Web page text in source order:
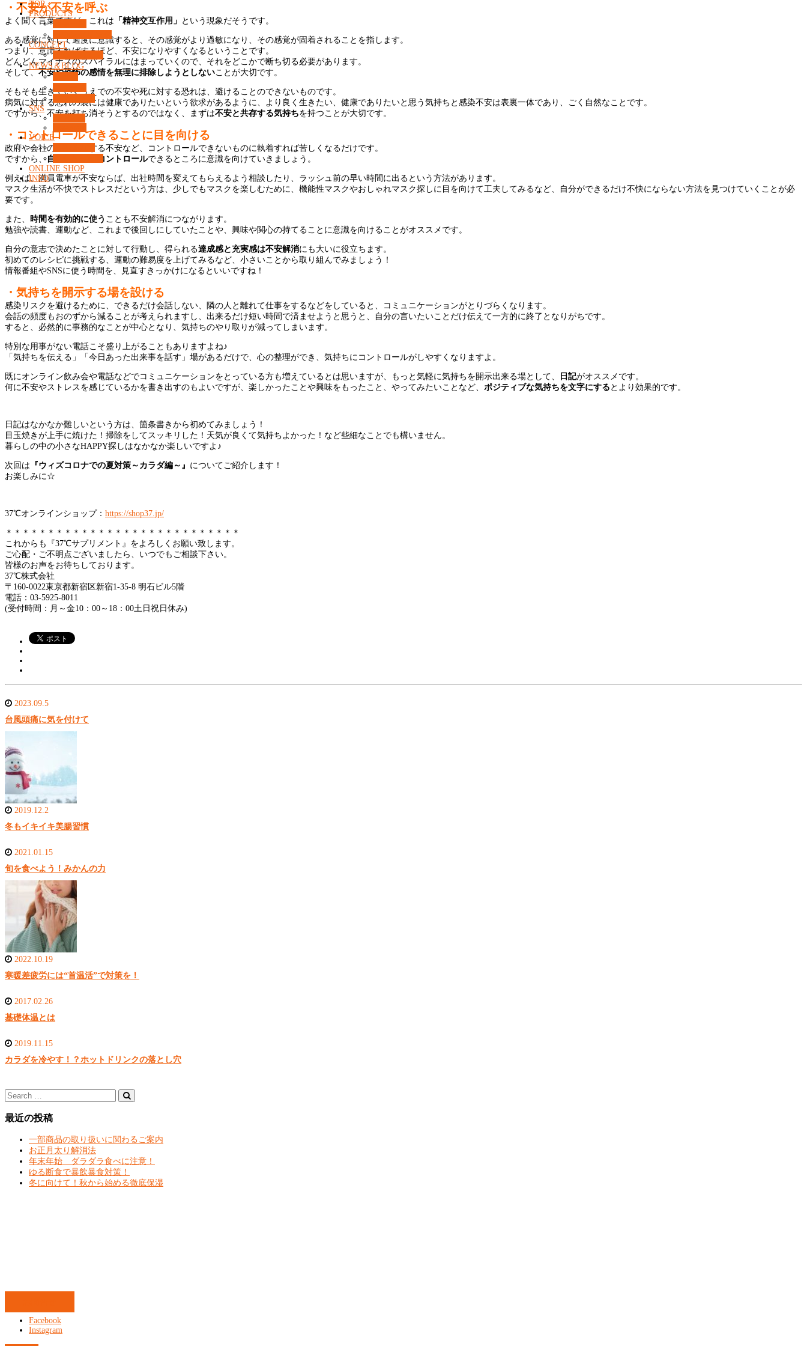
TOP
PRODUCTS
CONCEPT
NEWS＆BLOG
SNS
VOICE
ONLINE SHOP
INFO
・不安が不安を呼ぶ
よく聞く言葉ですが、これは 「精神交互作用」 という現象だそうです。
ある感覚に対して過度に意識すると、その感覚がより過敏になり、その感覚が固着されることを指します。
つまり、意識すればするほど、不安になりやすくなるということです。
どんどんマイナスのスパイラルにはまっていくので、それをどこかで断ち切る必要があります。
そして、不安や恐怖の感情を無理に排除しようとしないことが大切です。
そもそも生きていくうえでの不安や死に対する恐れは、避けることのできないものです。
病気に対する恐れの裏には健康でありたいという欲求があるように、より良く生きたい、健康でありたいと思う気持ちと感染不安は表裏一体であり、ごく自然なことです。
ですから、不安を打ち消そうとするのではなく、まずは不安と共存する気持ちを持つことが大切です。
・コントロールできることに目を向ける
政府や会社の方針に対する不安など、コントロールできないものに執着すれば苦しくなるだけです。
ですから、自分の意志でコントロールできるところに意識を向けていきましょう。
例えば、満員電車が不安ならば、出社時間を変えてもらえるよう相談したり、ラッシュ前の早い時間に出るという方法があります。
マスク生活が不快でストレスだという方は、少しでもマスクを楽しむために、機能性マスクやおしゃれマスク探しに目を向けて工夫してみるなど、自分ができるだけ不快にならない方法を見つけていくことが必
要です。
また、 時間を有効的に使う ことも不安解消につながります。
勉強や読書、運動など、これまで後回しにしていたことや、興味や関心の持てることに意識を向けることがオススメです。
自分の意志で決めたことに対して行動し、得られる達成感と充実感は不安解消にも大いに役立ちます。
初めてのレシピに挑戦する、運動の難易度を上げてみるなど、小さいことから取り組んでみましょう！
情報番組やSNSに使う時間を、見直すきっかけになるといいですね！
・気持ちを開示する場を設ける
感染リスクを避けるために、できるだけ会話しない、隣の人と離れて仕事をするなどをしていると、コミュニケーションがとりづらくなります。
会話の頻度もおのずから減ることが考えられますし、出来るだけ短い時間で済ませようと思うと、自分の言いたいことだけ伝えて一方的に終了となりがちです。
すると、必然的に事務的なことが中心となり、気持ちのやり取りが減ってしまいます。
特別な用事がない電話こそ盛り上がることもありますよね♪
「気持ちを伝える」「今日あった出来事を話す」場があるだけで、心の整理ができ、気持ちにコントロールがしやすくなりますよ。
既にオンライン飲み会や電話などでコミュニケーションをとっている方も増えているとは思いますが、もっと気軽に気持ちを開示出来る場として、 日記がオススメです。
何に不安やストレスを感じているかを書き出すのもよいですが、楽しかったことや興味をもったこと、やってみたいことなど、 ポジティブな気持ちを文字にする とより効果的です。
日記はなかなか難しいという方は、箇条書きから初めてみましょう！
目玉焼きが上手に焼けた！掃除をしてスッキリした！天気が良くて気持ちよかった！など些細なことでも構いません。
暮らしの中の小さなHAPPY探しはなかなか楽しいですよ♪
次回は 『ウィズコロナでの夏対策～カラダ編～』 についてご紹介します！
お楽しみに☆
37℃オンラインショップ： https://shop37.jp/
＊＊＊＊＊＊＊＊＊＊＊＊＊＊＊＊＊＊＊＊＊＊＊＊＊＊＊＊
これからも『37℃サプリメント』をよろしくお願い致します。
ご心配・ご不明点ございましたら、いつでもご相談下さい。
皆様のお声をお待ちしております。
37℃株式会社
〒160-0022東京都新宿区新宿1-35-8 明石ビル5階
電話：03-5925-8011
(受付時間：月～金10：00～18：00土日祝日休み)
2023.09.5
台風頭痛に気を付けて
2019.12.2
冬もイキイキ美腸習慣
2021.01.15
旬を食べよう！みかんの力
2022.10.19
寒暖差疲労には“首温活”で対策を！
2017.02.26
基礎体温とは
2019.11.15
カラダを冷やす！？ホットドリンクの落とし穴
最近の投稿
一部商品の取り扱いに関わるご案内
お正月太り解消法
年末年始 ダラダラ食べに注意！
ゆる断食で暴飲暴食対策！
冬に向けて！秋から始める徹底保湿
Facebook
Instagram